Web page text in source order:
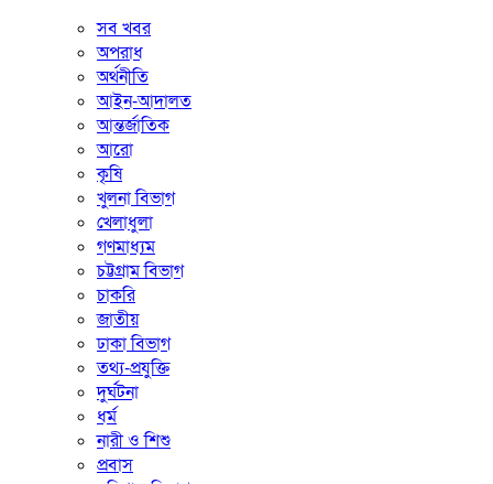
সব খবর
অপরাধ
অর্থনীতি
আইন-আদালত
আন্তর্জাতিক
আরো
কৃষি
খুলনা বিভাগ
খেলাধুলা
গণমাধ্যম
চট্টগ্রাম বিভাগ
চাকরি
জাতীয়
ঢাকা বিভাগ
তথ্য-প্রযুক্তি
দুর্ঘটনা
ধর্ম
নারী ও শিশু
প্রবাস